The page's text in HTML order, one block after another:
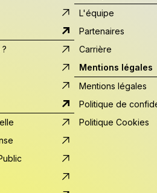
L'équipe
Partenaires
Carrière
Mentions légales
Mentions légales
Politique de
Politique Cookies